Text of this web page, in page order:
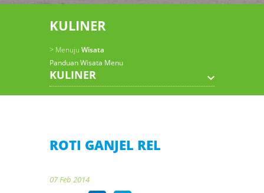
KULINER
> Menuju Wisata
Panduan Wisata Menu
KULINER
ROTI GANJEL REL
07 Feb 2014